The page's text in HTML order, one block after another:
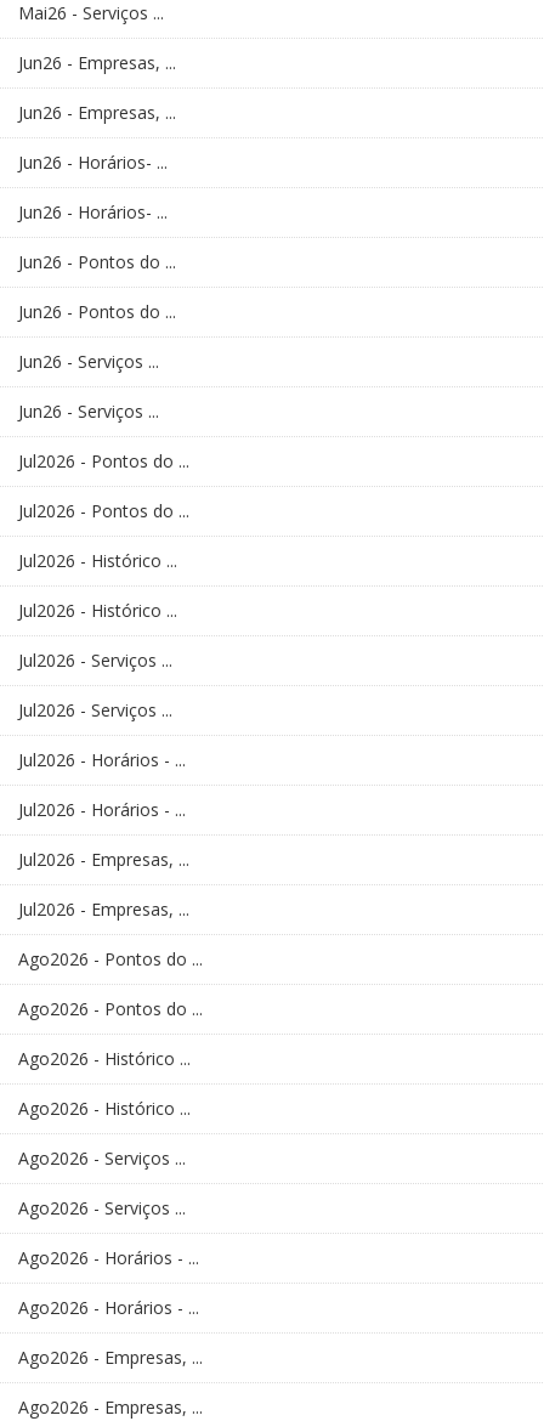
Mai26 - Serviços ...
Jun26 - Empresas, ...
Jun26 - Empresas, ...
Jun26 - Horários- ...
Jun26 - Horários- ...
Jun26 - Pontos do ...
Jun26 - Pontos do ...
Jun26 - Serviços ...
Jun26 - Serviços ...
Jul2026 - Pontos do ...
Jul2026 - Pontos do ...
Jul2026 - Histórico ...
Jul2026 - Histórico ...
Jul2026 - Serviços ...
Jul2026 - Serviços ...
Jul2026 - Horários - ...
Jul2026 - Horários - ...
Jul2026 - Empresas, ...
Jul2026 - Empresas, ...
Ago2026 - Pontos do ...
Ago2026 - Pontos do ...
Ago2026 - Histórico ...
Ago2026 - Histórico ...
Ago2026 - Serviços ...
Ago2026 - Serviços ...
Ago2026 - Horários - ...
Ago2026 - Horários - ...
Ago2026 - Empresas, ...
Ago2026 - Empresas, ...